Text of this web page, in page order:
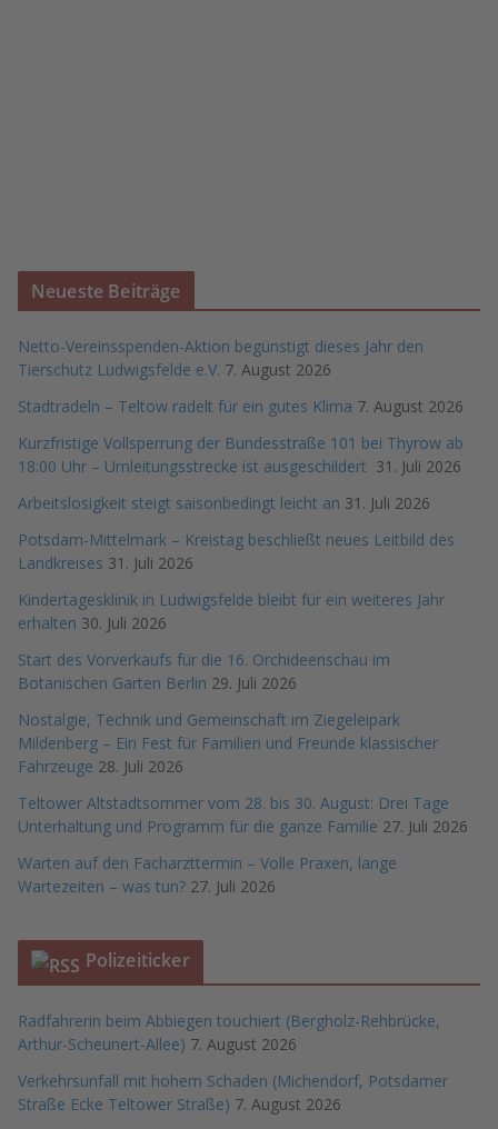
Neueste Beiträge
Netto-Vereinsspenden-Aktion begünstigt dieses Jahr den
Tierschutz Ludwigsfelde e.V. 7. August 2026
Stadtradeln – Teltow radelt für ein gutes Klima 7. August 2026
Kurzfristige Vollsperrung der Bundesstraße 101 bei Thyrow ab
18:00 Uhr – Umleitungsstrecke ist ausgeschildert 31. Juli 2026
Arbeitslosigkeit steigt saisonbedingt leicht an 31. Juli 2026
Potsdam-Mittelmark – Kreistag beschließt neues Leitbild des
Landkreises 31. Juli 2026
Kindertagesklinik in Ludwigsfelde bleibt für ein weiteres Jahr
erhalten 30. Juli 2026
Start des Vorverkaufs für die 16. Orchideenschau im
Botanischen Garten Berlin 29. Juli 2026
Nostalgie, Technik und Gemeinschaft im Ziegeleipark
Mildenberg – Ein Fest für Familien und Freunde klassischer
Fahrzeuge 28. Juli 2026
Teltower Altstadtsommer vom 28. bis 30. August: Drei Tage
Unterhaltung und Programm für die ganze Familie 27. Juli 2026
Warten auf den Facharzttermin – Volle Praxen, lange
Wartezeiten – was tun? 27. Juli 2026
Polizeiticker
Radfahrerin beim Abbiegen touchiert (Bergholz-Rehbrücke,
Arthur-Scheunert-Allee) 7. August 2026
Verkehrsunfall mit hohem Schaden (Michendorf, Potsdamer
Straße Ecke Teltower Straße) 7. August 2026